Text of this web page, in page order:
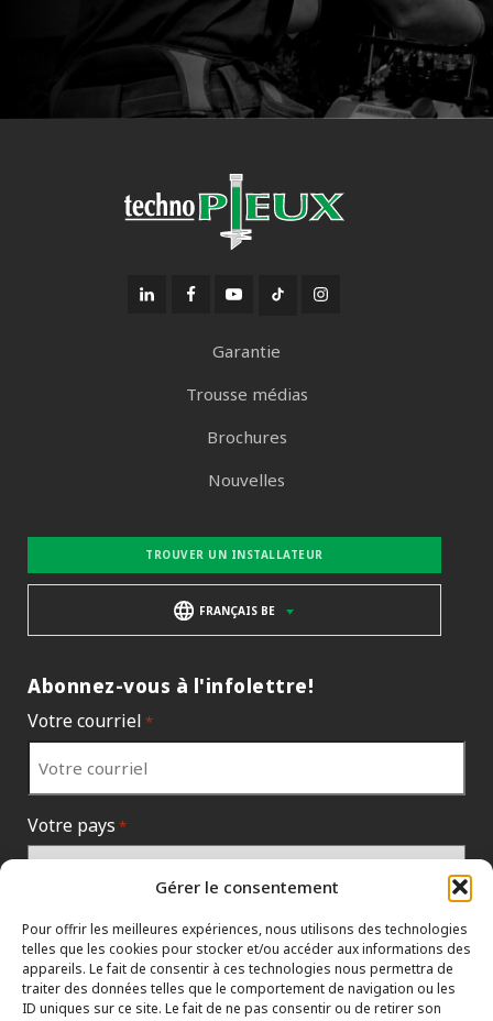
Gérer le consentement
Pour offrir les meilleures expériences, nous utilisons des technologies
telles que les cookies pour stocker et/ou accéder aux informations des
appareils. Le fait de consentir à ces technologies nous permettra de
traiter des données telles que le comportement de navigation ou les
ID uniques sur ce site. Le fait de ne pas consentir ou de retirer son
Garantie
Trousse médias
Brochures
Nouvelles
TROUVER UN INSTALLATEUR
FRANÇAIS BE
Abonnez-vous à l'infolettre!
Votre courriel *
Votre pays *